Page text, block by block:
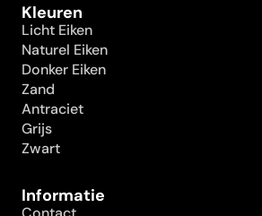
Kleuren
Licht Eiken
Naturel Eiken
Donker Eiken
Zand
Antraciet
Grijs
Zwart
Informatie